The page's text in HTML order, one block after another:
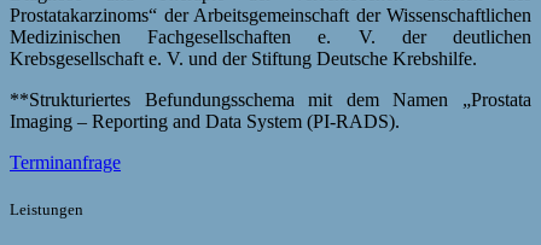
Prostatakarzinoms“ der Arbeitsgemeinschaft der Wissenschaftlichen
Medizinischen Fachgesellschaften e. V. der deutlichen
Krebsgesellschaft e. V. und der Stiftung Deutsche Krebshilfe.
**Strukturiertes Befundungsschema mit dem Namen „Prostata
Imaging – Reporting and Data System (PI-RADS).
Terminanfrage
Leistungen